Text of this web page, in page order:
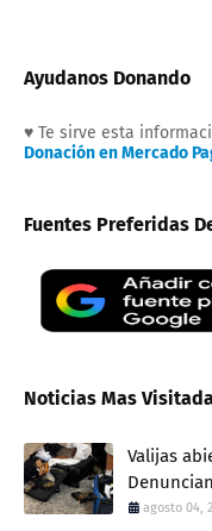
Ayudanos Donando
♥ Te sirve esta
Donación en Mercado
Fuentes Preferidas
Noticias Mas
Valijas
agosto 04,